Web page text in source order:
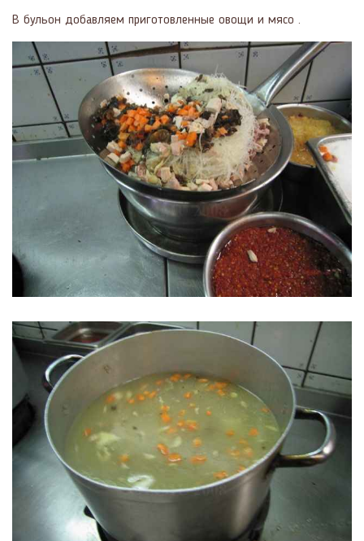
В бульон добавляем приготовленные овощи и мясо .